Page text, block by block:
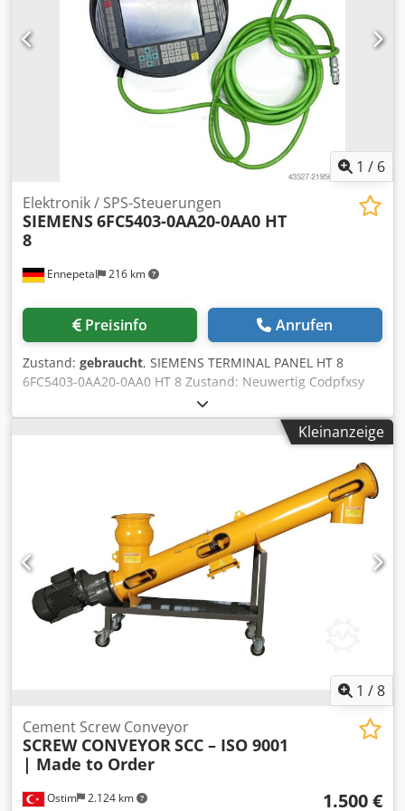
1 / 6
Ennepetal 216 km
Elektronik / SPS-Steuerungen
SIEMENS6FC5403-0AA20-0AA0 HT
8
Preisinfo Anrufen
Zustand: gebraucht, SIEMENS TERMINAL PANEL HT 8
6FC5403-0AA20-0AA0 HT 8 Zustand: Neuwertig Codpfxsy
Kleinanzeige
1 /8
Ostim 2.124 km
Cement Screw Conveyor
SCREW CONVEYORSCC – ISO 9001
| Made to Order
1.500 €